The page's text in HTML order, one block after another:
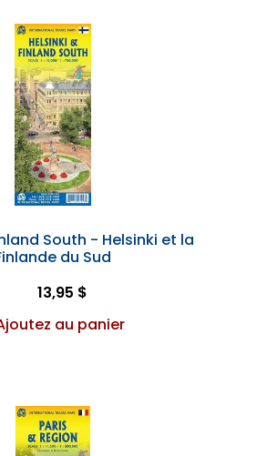
South - Helsinki et la
du Sud
13,95 $
au panier